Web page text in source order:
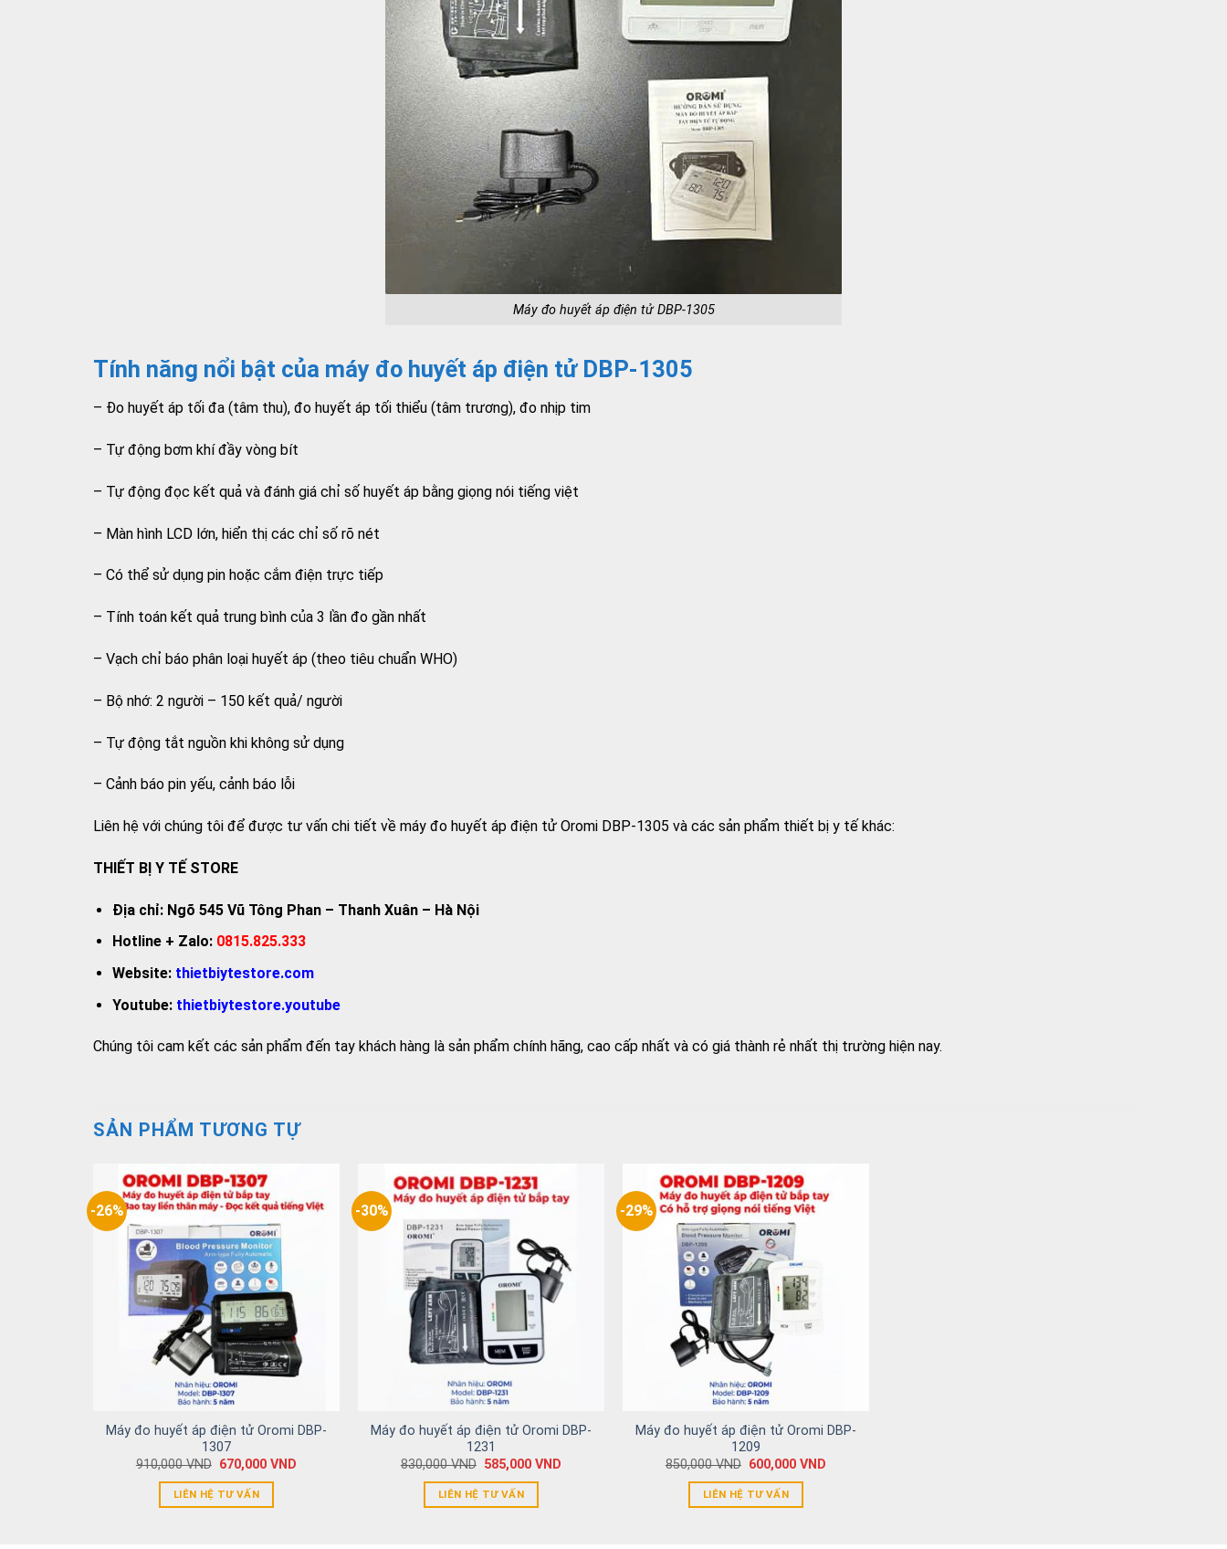
Máy đo huyết áp điện tử DBP-1305
Tính năng nổi bật của máy đo huyết áp điện tử DBP-1305
– Đo huyết áp tối đa (tâm thu), đo huyết áp tối thiểu (tâm trương), đo nhịp tim
– Tự động bơm khí đầy vòng bít
– Tự động đọc kết quả và đánh giá chỉ số huyết áp bằng giọng nói tiếng việt
– Màn hình LCD lớn, hiển thị các chỉ số rõ nét
– Có thể sử dụng pin hoặc cắm điện trực tiếp
– Tính toán kết quả trung bình của 3 lần đo gần nhất
– Vạch chỉ báo phân loại huyết áp (theo tiêu chuẩn WHO)
– Bộ nhớ: 2 người – 150 kết quả/ người
– Tự động tắt nguồn khi không sử dụng
– Cảnh báo pin yếu, cảnh báo lỗi
Liên hệ với chúng tôi để được tư vấn chi tiết về máy đo huyết áp điện tử Oromi DBP-1305 và các sản phẩm thiết bị y tế khác:
THIẾT BỊ Y TẾ STORE
Địa chỉ: Ngõ 545 Vũ Tông Phan – Thanh Xuân – Hà Nội
Hotline + Zalo: 0815.825.333
Website: thietbiytestore.com
Youtube: thietbiytestore.youtube
Chúng tôi cam kết các sản phẩm đến tay khách hàng là sản phẩm chính hãng, cao cấp nhất và có giá thành rẻ nhất thị trường hiện nay.
SẢN PHẨM TƯƠNG TỰ
-26%
Máy đo huyết áp điện tử Oromi DBP-
1307
910,000VND 670,000VND
LIÊN HỆ TƯ VẤN
-30%
Máy đo huyết áp điện tử Oromi DBP-
1231
830,000VND 585,000VND
LIÊN HỆ TƯ VẤN
-29%
Máy đo huyết áp điện tử Oromi DBP-
1209
850,000VND 600,000VND
LIÊN HỆ TƯ VẤN